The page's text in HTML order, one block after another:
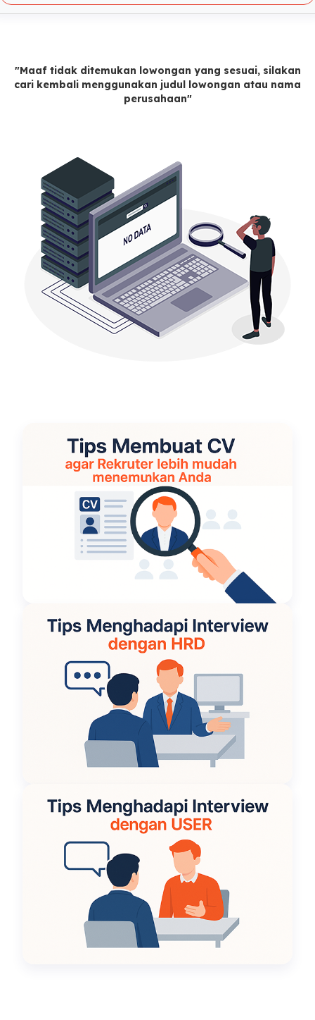
"Maaf tidak ditemukan lowongan yang sesuai, silakan
cari kembali menggunakan judul lowongan atau nama
perusahaan"